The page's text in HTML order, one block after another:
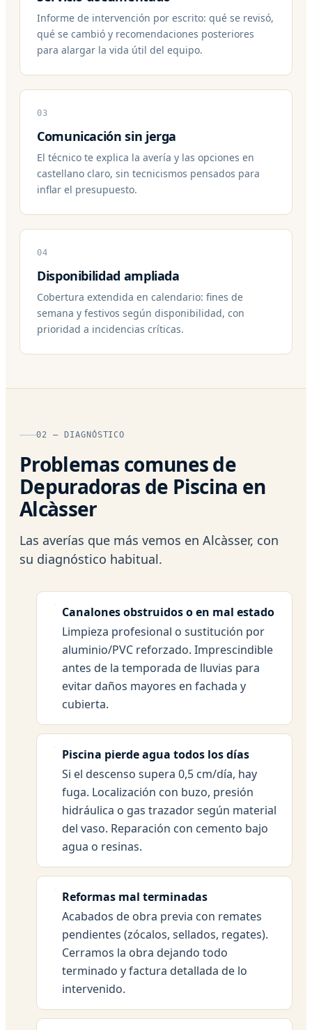
Informe de intervención por escrito: qué se revisó,
qué se cambió y recomendaciones posteriores
para alargar la vida útil del equipo.
03
Comunicación sin jerga
El técnico te explica la avería y las opciones en
castellano claro, sin tecnicismos pensados para
inflar el presupuesto.
04
Disponibilidad ampliada
Cobertura extendida en calendario: fines de
semana y festivos según disponibilidad, con
prioridad a incidencias críticas.
02 — DIAGNÓSTICO
Problemas comunes de
Depuradoras de Piscina en
Alcàsser
Las averías que más vemos en Alcàsser, con
su diagnóstico habitual.
Canalones obstruidos o en mal estado
Limpieza profesional o sustitución por
aluminio/PVC reforzado. Imprescindible
antes de la temporada de lluvias para
evitar daños mayores en fachada y
cubierta.
Piscina pierde agua todos los días
Si el descenso supera 0,5 cm/día, hay
fuga. Localización con buzo, presión
hidráulica o gas trazador según material
del vaso. Reparación con cemento bajo
agua o resinas.
Reformas mal terminadas
Acabados de obra previa con remates
pendientes (zócalos, sellados, regates).
Cerramos la obra dejando todo
terminado y factura detallada de lo
intervenido.